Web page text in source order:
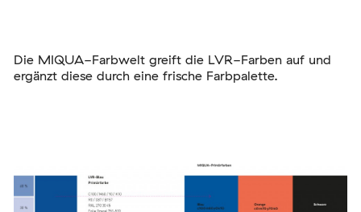
Die MIQUA-Farbwelt greift die LVR-Farben auf und
ergänzt diese durch eine frische Farbpalette.